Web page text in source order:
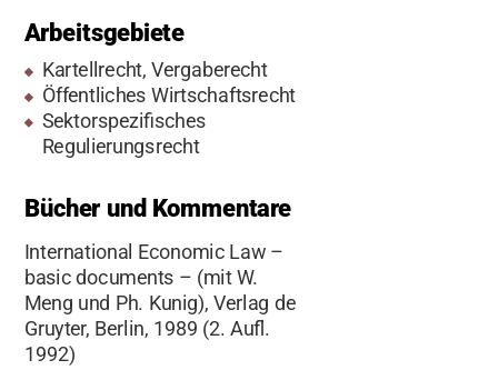
Arbeitsgebiete
Kartellrecht, Vergaberecht
Öffentliches Wirtschaftsrecht
Sektorspezifisches
Regulierungsrecht
Bücher und Kommentare
International Economic Law –
basic documents – (mit W.
Meng und Ph. Kunig), Verlag de
Gruyter, Berlin, 1989 (2. Aufl.
1992)